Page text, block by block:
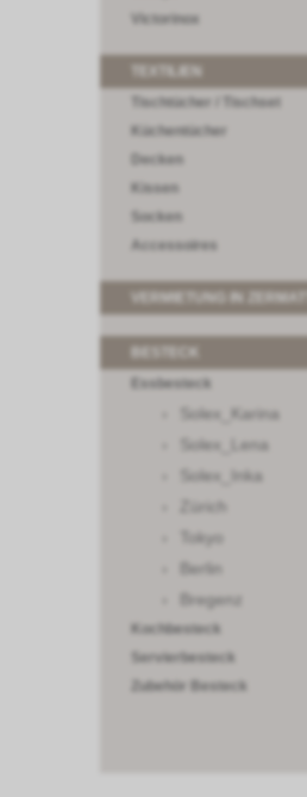
Victorinox
Tischtücher / Tischset
Küchentücher
Decken
Kissen
Socken
Accessoires
VERMIETUNG IN ZERMATT
Essbesteck
Solex_Karina
Solex_Lena
Solex_Inka
Zürich
Tokyo
Berlin
Bregenz
Kochbesteck
Servierbesteck
Zubehör Besteck